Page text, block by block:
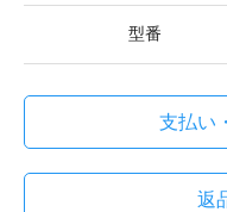
型番
支払い
返